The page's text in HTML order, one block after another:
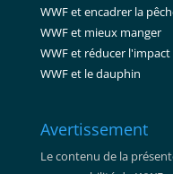
WWF et encadrer la
WWF et mieux manger
WWF et réducer
WWF et le dauphin
Avertissement
Le contenu de la